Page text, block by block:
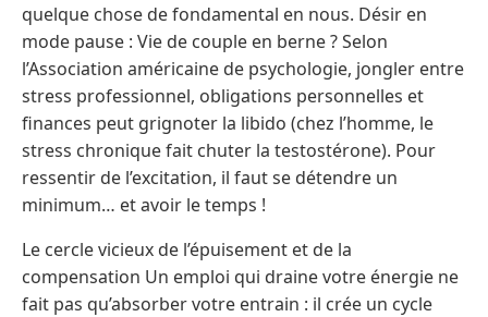
quelque chose de fondamental en nous. Désir en
mode pause : Vie de couple en berne ? Selon
l’Association américaine de psychologie, jongler entre
stress professionnel, obligations personnelles et
finances peut grignoter la libido (chez l’homme, le
stress chronique fait chuter la testostérone). Pour
ressentir de l’excitation, il faut se détendre un
minimum… et avoir le temps !
Le cercle vicieux de l’épuisement et de la
compensation Un emploi qui draine votre énergie ne
fait pas qu’absorber votre entrain : il crée un cycle